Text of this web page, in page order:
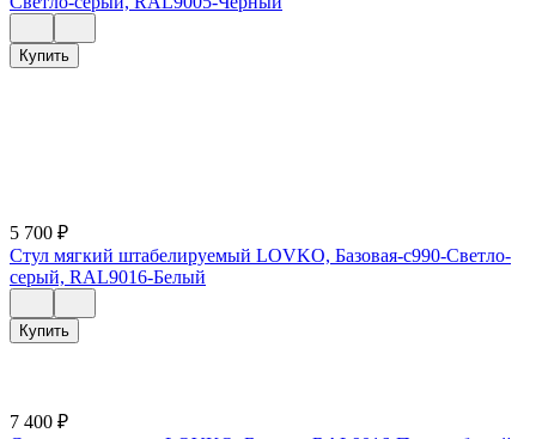
Купить
5 700 ₽
Стул мягкий штабелируемый LOVKO, Базовая-c990-Светло-
серый, RAL9016-Белый
Купить
7 400 ₽